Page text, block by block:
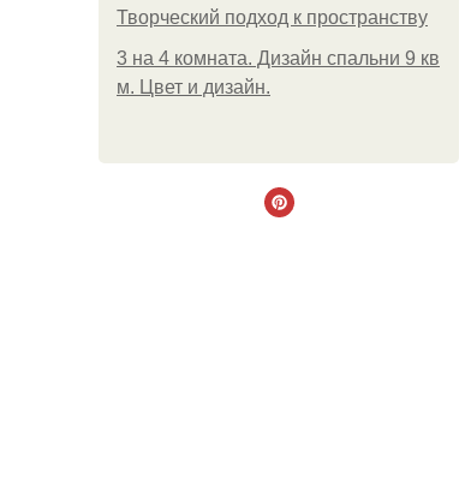
Творческий подход к пространству
3 на 4 комната. Дизайн спальни 9 кв
м. Цвет и дизайн.